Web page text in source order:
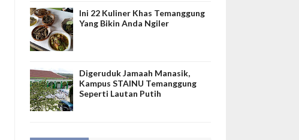
Ini 22 Kuliner Khas Temanggung
Yang Bikin Anda Ngiler
Digeruduk Jamaah Manasik,
Kampus STAINU Temanggung
Seperti Lautan Putih